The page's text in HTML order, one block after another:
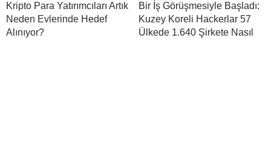
Kripto Para Yatırımcıları Artık
Neden Evlerinde Hedef
Alınıyor?
Bir İş Görüşmesiyle Başladı:
Kuzey Koreli Hackerlar 57
Ülkede 1.640 Şirkete Nasıl